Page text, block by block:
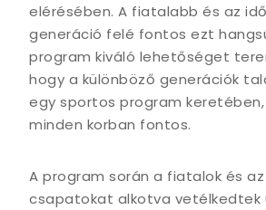
elérésében. A fiatalabb és az
generáció felé fontos ezt
program kiváló lehetőséget
hogy a különböző generációk
egy sportos program
minden korban fontos.
A program során a fiatalok és
csapatokat alkotva vetélkedtek